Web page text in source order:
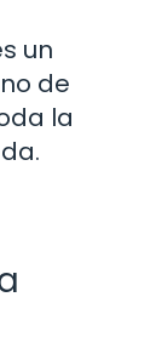
un
de
la